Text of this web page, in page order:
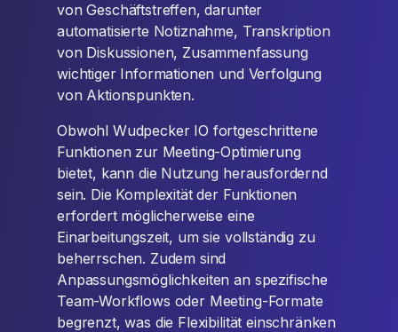
von Geschäftstreffen, darunter
automatisierte Notiznahme, Transkription
von Diskussionen, Zusammenfassung
wichtiger Informationen und Verfolgung
von Aktionspunkten.
Obwohl Wudpecker IO fortgeschrittene
Funktionen zur Meeting-Optimierung
bietet, kann die Nutzung herausfordernd
sein. Die Komplexität der Funktionen
erfordert möglicherweise eine
Einarbeitungszeit, um sie vollständig zu
beherrschen. Zudem sind
Anpassungsmöglichkeiten an spezifische
Team-Workflows oder Meeting-Formate
begrenzt, was die Flexibilität einschränken